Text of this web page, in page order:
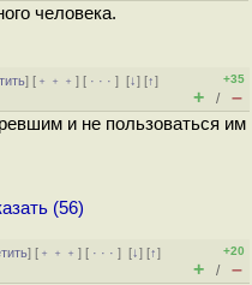
человека.
] [ ﹢﹢﹢] [ · · ·][↓] [↑]
+35
+ / –
и не пользоваться им
(56)
] [ ﹢﹢﹢] [ · · ·][↓] [↑]
+20
+ / –